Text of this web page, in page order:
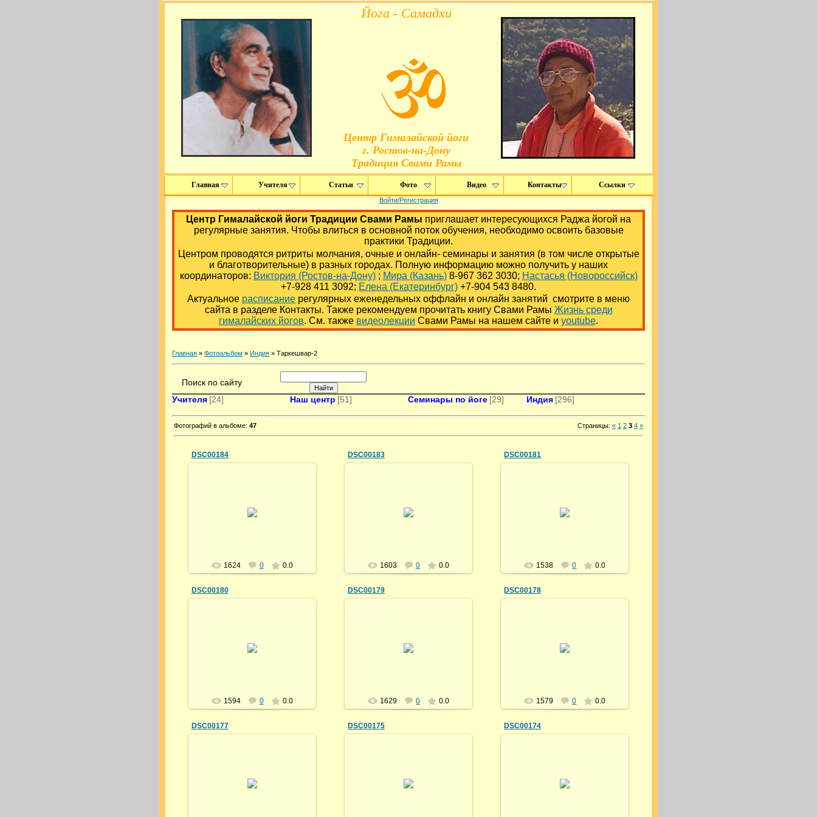
Йога - Самадхи
Центр Гималайской йоги
г. Ростов-на-Дону
Tрадиция Свами Рамы
Главная Учителя Статьи Фото Видео Контакты Ссылки
Войти/Регистрация
Центр Гималайской йоги Традиции Свами Рамы приглашает интересующихся Раджа йогой на
регулярные занятия. Чтобы влиться в основной поток обучения, необходимо освоить базовые
практики Традиции.
Центром проводятся ритриты молчания, очные и онлайн- семинары и занятия (в том числе открытые
и благотворительные) в разных городах. Полную информацию можно получить у наших
координаторов: Виктория (Ростов-на-Дону); Мира (Казань)8-967 362 3030; Настасья (Новороссийск)
+7-928 411 3092; Елена (Екатеринбург) +7-904 543 8480.
Актуальное расписание регулярных еженедельных оффлайн и онлайн занятий смотрите в меню
сайта в разделе Контакты. Также рекомендуем прочитать книгу Свами Рамы Жизнь среди
гималайских йогов. См. также видеолекции Свами Рамы на нашем сайте и youtube.
Главная » Фотоальбом » Индия » Таркешвар-2
Поиск по сайту
Учителя [24] Наш центр [51] Семинары по йоге [29] Индия [296]
Фотографий в альбоме: 47 Страницы: « 1 2 3 4 »
DSC00184
1624 0 0.0
DSC00183
1603 0 0.0
DSC00181
1538 0 0.0
DSC00180
1594 0 0.0
DSC00179
1629 0 0.0
DSC00178
1579 0 0.0
DSC00177 DSC00175 DSC00174